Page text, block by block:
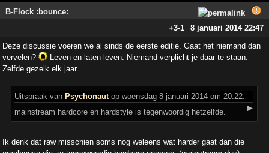
B-Flock :bounce:
+3-1 8 januari 2014 22:47
Deze discussie voeren we al sinds de eerste editie. Gaat het niemand dan
vervelen?
Leven en laten leven. Niemand verplicht je daar te staan.
Zelfde gezeik elk jaar.
Uitspraak vanPsychonautop woensdag 8 januari 2014 om 20:22:
▶
mainstream hardcore en hardstyle is tegenwoordig hetzelfde.
Ik denk dat raw misschien soms nog weleens wat harder gaat dan die